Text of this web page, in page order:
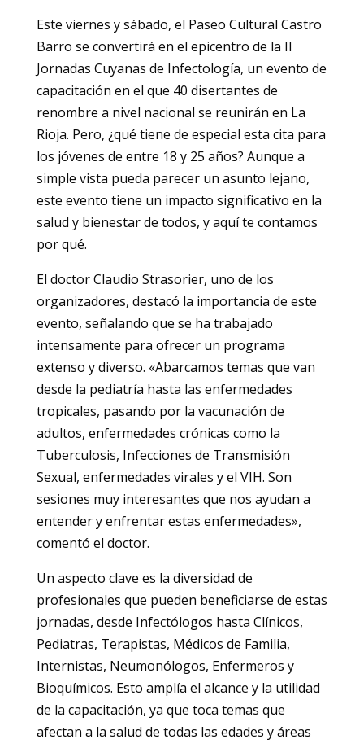
Este viernes y sábado, el Paseo Cultural Castro
Barro se convertirá en el epicentro de la II
Jornadas Cuyanas de Infectología, un evento de
capacitación en el que 40 disertantes de
renombre a nivel nacional se reunirán en La
Rioja. Pero, ¿qué tiene de especial esta cita para
los jóvenes de entre 18 y 25 años? Aunque a
simple vista pueda parecer un asunto lejano,
este evento tiene un impacto significativo en la
salud y bienestar de todos, y aquí te contamos
por qué.
El doctor Claudio Strasorier, uno de los
organizadores, destacó la importancia de este
evento, señalando que se ha trabajado
intensamente para ofrecer un programa
extenso y diverso. «Abarcamos temas que van
desde la pediatría hasta las enfermedades
tropicales, pasando por la vacunación de
adultos, enfermedades crónicas como la
Tuberculosis, Infecciones de Transmisión
Sexual, enfermedades virales y el VIH. Son
sesiones muy interesantes que nos ayudan a
entender y enfrentar estas enfermedades»,
comentó el doctor.
Un aspecto clave es la diversidad de
profesionales que pueden beneficiarse de estas
jornadas, desde Infectólogos hasta Clínicos,
Pediatras, Terapistas, Médicos de Familia,
Internistas, Neumonólogos, Enfermeros y
Bioquímicos. Esto amplía el alcance y la utilidad
de la capacitación, ya que toca temas que
afectan a la salud de todas las edades y áreas